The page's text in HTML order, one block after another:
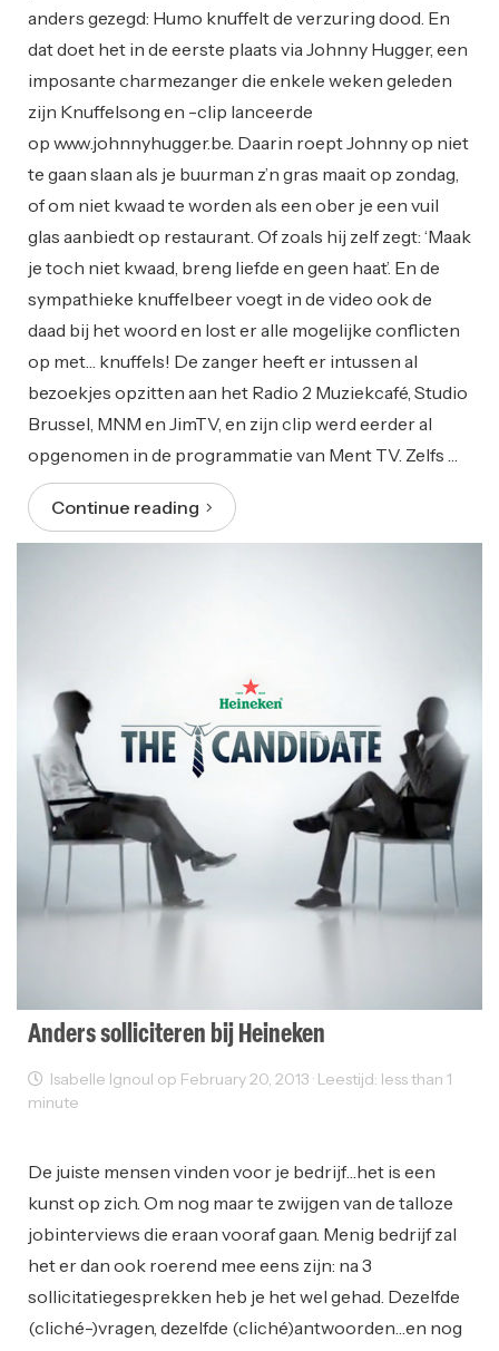
anders gezegd: Humo knuffelt de verzuring dood. En
dat doet het in de eerste plaats via Johnny Hugger, een
imposante charmezanger die enkele weken geleden
zijn Knuffelsong en -clip lanceerde
op www.johnnyhugger.be. Daarin roept Johnny op niet
te gaan slaan als je buurman z’n gras maait op zondag,
of om niet kwaad te worden als een ober je een vuil
glas aanbiedt op restaurant. Of zoals hij zelf zegt: ‘Maak
je toch niet kwaad, breng liefde en geen haat’. En de
sympathieke knuffelbeer voegt in de video ook de
daad bij het woord en lost er alle mogelijke conflicten
op met… knuffels! De zanger heeft er intussen al
bezoekjes opzitten aan het Radio 2 Muziekcafé, Studio
Brussel, MNM en JimTV, en zijn clip werd eerder al
opgenomen in de programmatie van Ment TV. Zelfs …
Continue reading
Anders solliciteren bij Heineken
Isabelle Ignoul op February 20, 2013 · Leestijd: less than 1
minute
De juiste mensen vinden voor je bedrijf…het is een
kunst op zich. Om nog maar te zwijgen van de talloze
jobinterviews die eraan vooraf gaan. Menig bedrijf zal
het er dan ook roerend mee eens zijn: na 3
sollicitatiegesprekken heb je het wel gehad. Dezelfde
(cliché-)vragen, dezelfde (cliché)antwoorden…en nog